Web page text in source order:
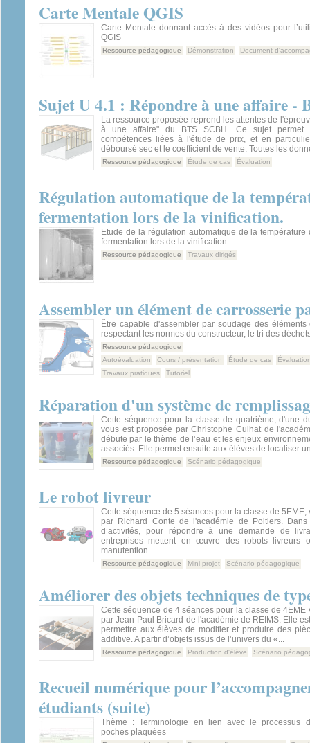
Carte Mentale QGIS
Carte Mentale donnant accès à des vidéos pour
QGIS
Ressource pédagogique Démonstration Document
Sujet U 4.1 : Répondre à une affaire -
La ressource proposée reprend les attentes de
à une affaire" du BTS SCBH. Ce sujet permet
compétences liées à l'étude de prix, et en
déboursé sec et le coefficient de vente. Toutes les
Ressource pédagogique Étude de cas Évaluation
Régulation automatique de la
fermentation lors de la vinification.
Etude de la régulation automatique de la
fermentation lors de la vinification.
Ressource pédagogique Travaux dirigés
Assembler un élément de carrosserie
Être capable d'assembler par soudage des
respectant les normes du constructeur, le tri des
Ressource pédagogique
Autoévaluation
Cours / présentation Étude de cas
Travaux pratiques
Tutoriel
Réparation d'un système de
Cette séquence pour la classe de quatrième, d'une
vous est proposée par Christophe Culhat de
débute par le thème de l’eau et les enjeux
associés. Elle permet ensuite aux élèves de localiser
Ressource pédagogique Scénario pédagogique
Le robot livreur
Cette séquence de 5 séances pour la classe de 5EME,
par Richard Conte de l'académie de Poitiers. Dans
d’activités, pour répondre à une demande de
entreprises mettent en œuvre des robots livreurs
manutention...
Ressource pédagogique Mini-projet Scénario pédagogique
Améliorer des objets techniques de
Cette séquence de 4 séances pour la classe de 4EME
par Jean-Paul Bricard de l'académie de REIMS. Elle
permettre aux élèves de modifier et produire des
additive. A partir d’objets issus de l’univers du «...
Ressource pédagogique Production d'élève Scénario
Recueil numérique pour
étudiants (suite)
Thème : Terminologie en lien avec le processus
poches plaquées